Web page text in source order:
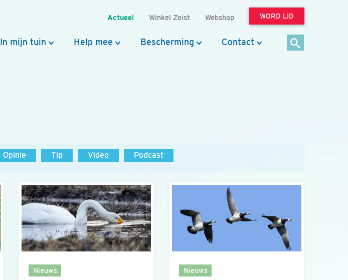
Actueel Winkel Zeist Webshop WORD LID
In mijn tuin Help mee Bescherming Contact
Opinie Tip Video Podcast
Nieuws Nieuws